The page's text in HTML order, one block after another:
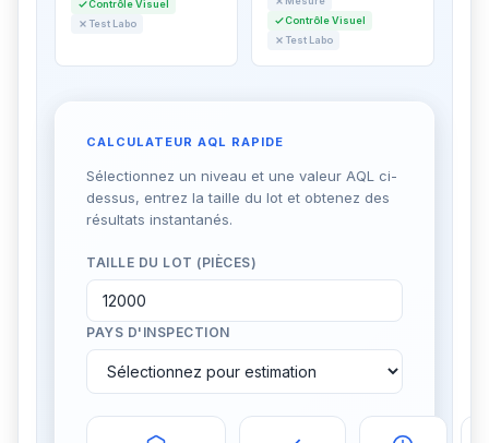
Contrôle Visuel
Test Labo
Contrôle Visuel
Test Labo
CALCULATEUR AQL RAPIDE
Sélectionnez un niveau et une valeur AQL ci-
dessus, entrez la taille du lot et obtenez des
résultats instantanés.
TAILLE DU LOT (PIÈCES)
PAYS D'INSPECTION